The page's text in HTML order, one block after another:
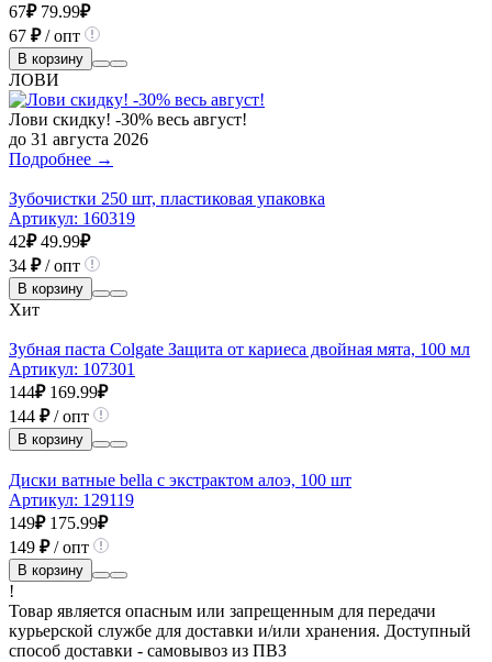
67₽ 79.99₽
67 ₽/ опт
В корзину
ЛОВИ
Лови скидку! -30% весь август!
до 31 августа 2026
Подробнее →
Зубочистки 250 шт, пластиковая упаковка
Артикул: 160319
42₽ 49.99₽
34 ₽/ опт
В корзину
Хит
Зубная паста Colgate Защита от кариеса двойная мята, 100 мл
Артикул: 107301
144₽ 169.99₽
144 ₽/ опт
В корзину
Диски ватные bella с экстрактом алоэ, 100 шт
Артикул: 129119
149₽ 175.99₽
149 ₽/ опт
В корзину
!
Товар является опасным или запрещенным для передачи
курьерской службе для доставки и/или хранения. Доступный
способ доставки - самовывоз из ПВЗ